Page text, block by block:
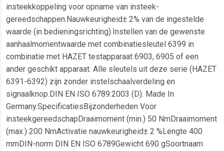
insteekkoppeling voor opname van insteek-
gereedschappen.Nauwkeurigheid± 2% van de ingestelde
waarde (in bedieningsrichting).Instellen van de gewenste
aanhaalmomentwaarde met combinatiesleutel 6399 in
combinatie met HAZET testapparaat 6903, 6905 of een
ander geschikt apparaat. Alle sleutels uit deze serie (HAZET
6391-6392) zijn zonder instelschaalverdeling en
signaalknop.DIN EN ISO 6789:2003 (D). Made In
Germany.SpecificatiesBijzonderheden Voor
insteekgereedschapDraaimoment (min.) 50 NmDraaimoment
(max.) 200 NmActivatie nauwkeurigheid± 2 %Lengte 400
mmDIN-norm DIN EN ISO 6789Gewicht 690 gSoortnaam